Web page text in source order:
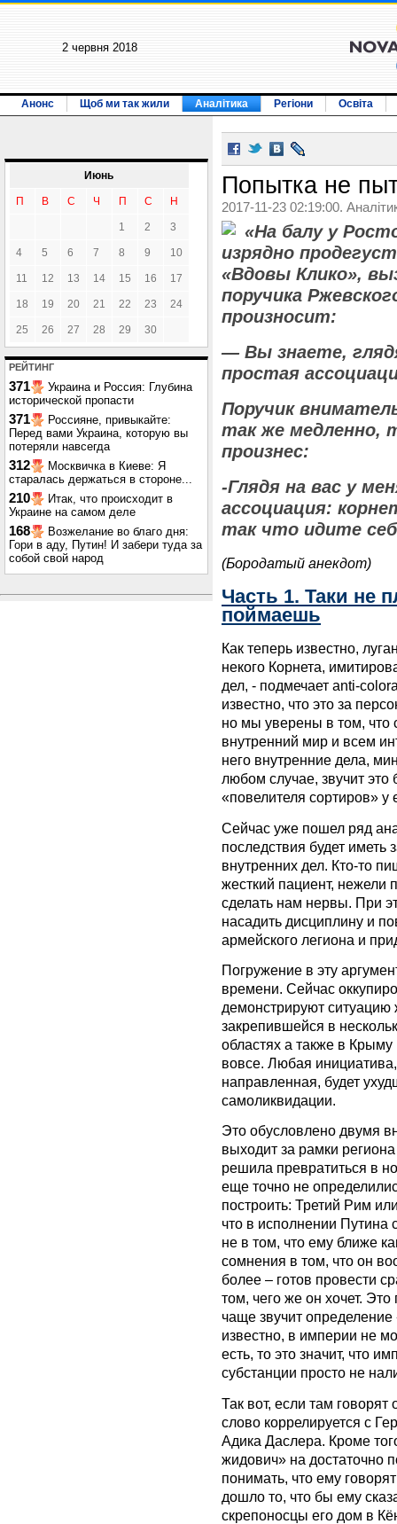
2 червня 2018
Анонс Щоб ми так жили Аналітика Регіони Освіта
Июнь
П В С Ч П С Н
1 2 3
4 5 6 7 8 9 10
11 12 13 14 15 16 17
18 19 20 21 22 23 24
25 26 27 28 29 30
РЕЙТИНГ
371
Украина и Россия: Глубина
исторической пропасти
371
Россияне, привыкайте:
Перед вами Украина, которую вы
потеряли навсегда
312
Москвичка в Киеве: Я
старалась держаться в стороне...
210
Итак, что происходит в
Украине на самом деле
168
Возжелание во благо дня:
Гори в аду, Путин! И забери туда за
собой свой народ
Попытка не
2017-11-23 02:19:00.
«На балу у
изрядно
«Вдовы Клико»,
поручика
произносит:
— Вы знаете,
простая
Поручик
так же медленно,
произнес:
-Глядя на вас у
ассоциация:
так что идите
(Бородатый анекдот)
Часть 1. Таки не
поймаешь
Как теперь известно,
некого Корнета,
дел, - подмечает anti-
известно, что это за
но мы уверены в том,
внутренний мир и всем
него внутренние дела,
любом случае, звучит
«повелителя сортиров» у
Сейчас уже пошел ряд
последствия будет
внутренних дел. Кто-то
жесткий пациент, нежели
сделать нам нервы. При
насадить дисциплину и
армейского легиона и
Погружение в эту
времени. Сейчас
демонстрируют ситуацию
закрепившейся в
областях а также в
вовсе. Любая
направленная, будет
самоликвидации.
Это обусловлено двумя
выходит за рамки
решила превратиться в
еще точно не
построить: Третий Рим
что в исполнении Путина
не в том, что ему ближе
сомнения в том, что он
более – готов провести
том, чего же он хочет. Это
чаще звучит
известно, в империи не
есть, то это значит, что
субстанции просто не
Так вот, если там говорят
слово коррелируется с
Адика Даслера. Кроме
жидович» на достаточно
понимать, что ему
дошло то, что бы ему
скрепоносцы его дом в